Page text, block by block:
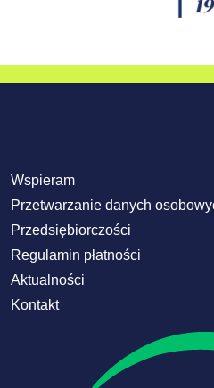
Wspieram
Przetwarzanie danych
Przedsiębiorczości
Regulamin płatności
Aktualności
Kontakt